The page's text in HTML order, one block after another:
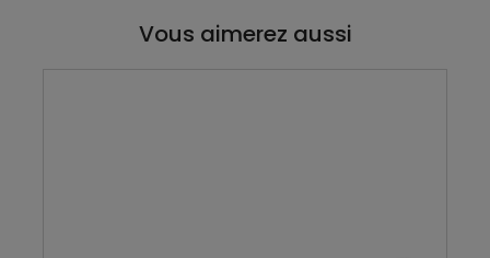
Vous aimerez aussi